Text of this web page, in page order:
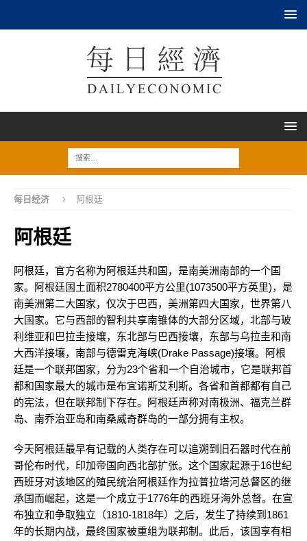
每日经济 阿根廷
阿根廷
阿根廷，官方名称为阿根廷共和国，是南美洲南部的一个国
家。阿根廷国土面积2780400平方公里(1073500平方英里)，是
南美洲第二大国家，仅次于巴西，美洲第四大国家，世界第八
大国家。它与西部的智利共享南锥体的大部分区域，北部与玻
利维亚和巴拉圭接壤，东北部与巴西接壤，东部与乌拉圭和南
大西洋接壤，南部与德雷克海峡(Drake Passage)接壤。阿根
廷是一个联邦国家，分为23个省和一个自治城市，它是联邦首
都和国家最大的城市是布宜诺斯艾利斯。各省和首都都有自己
的宪法，但在联邦制下存在。阿根廷声称对南极洲、福克兰群
岛、南乔治亚岛和南桑威奇群岛的一部分拥有主权。
今天阿根廷最早有记载的人类存在可以追溯到旧石器时代在前
哥伦布时代，印加帝国向西北部扩张。这个国家起源于16世纪
西班牙对该地区的殖民统治阿根廷作为拉普拉塔河总督区的继
承国而崛起，这是一个成立于1776年的西班牙海外总督。在宣
布独立和争取独立（1810-1818年）之后，发生了持续到1861
年的长期内战，最终国家被重组为联邦制。此后，该国享有相